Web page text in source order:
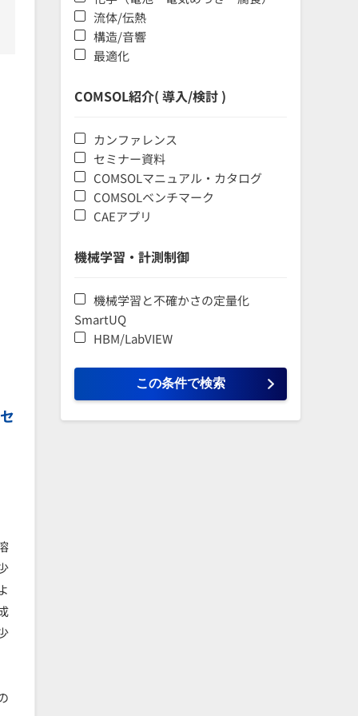
流体/伝熱
構造/音響
最適化
COMSOL紹介( 導入/検討 )
カンファレンス
セミナー資料
COMSOLマニュアル・カタログ
COMSOLベンチマーク
CAEアプリ
機械学習・計測制御
機械学習と不確かさの定量化
SmartUQ
HBM/LabVIEW